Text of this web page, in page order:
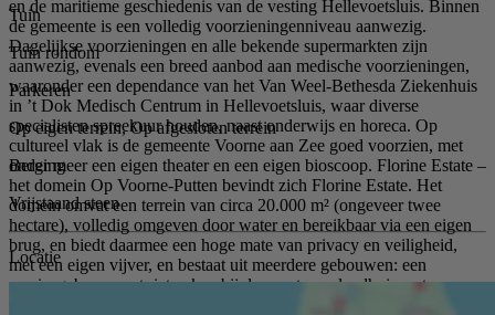
en de maritieme geschiedenis van de vesting Hellevoetsluis. Binnen
de gemeente is een volledig voorzieningenniveau aanwezig.
Dagelijkse voorzieningen en alle bekende supermarkten zijn
aanwezig, evenals een breed aanbod aan medische voorzieningen,
waaronder een dependance van het Van Weel-Bethesda Ziekenhuis
in ’t Dok Medisch Centrum in Hellevoetsluis, waar diverse
specialisten spreekuur houden, naast onderwijs en horeca. Op
cultureel vlak is de gemeente Voorne aan Zee goed voorzien, met
onder meer een eigen theater en een eigen bioscoop. Florine Estate –
het domein Op Voorne-Putten bevindt zich Florine Estate. Het
domein omvat een terrein van circa 20.000 m² (ongeveer twee
hectare), volledig omgeven door water en bereikbaar via een eigen
brug, en biedt daarmee een hoge mate van privacy en veiligheid,
met een eigen vijver, en bestaat uit meerdere gebouwen: een
servicegebouw met rieten kap bij de poort, een landhuis met
Tuin
Tuin rondom
Parkeren
Op eigen terrein, Op afgesloten terrein
Berging
Vrijstaand steen
Locatie